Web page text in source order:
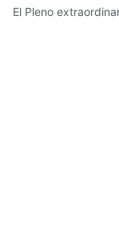
El Pleno